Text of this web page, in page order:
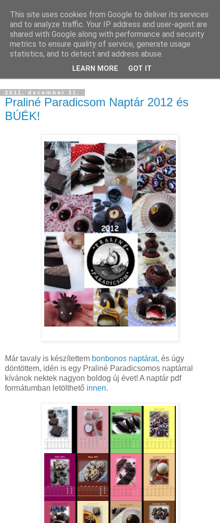
2011. december 31.
Praliné Paradicsom Naptár 2012 és
BÚÉK!
Már tavaly is készítettem bonbonos naptárat, és úgy
döntöttem, idén is egy Praliné Paradicsomos naptárral
kívánok nektek nagyon boldog új évet! A naptár pdf
formátumban letölthető innen.
This site uses cookies from Google to deliver its services
and to analyze traffic. Your IP address and user-agent are
shared with Google along with performance and security
metrics to ensure quality of service, generate usage
statistics, and to detect and address abuse.
LEARN MORE GOT IT